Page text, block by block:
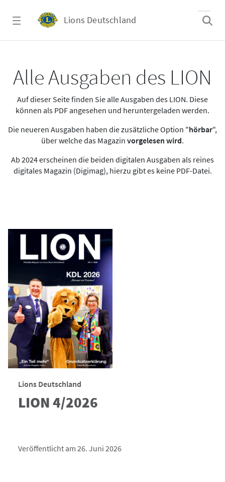
Lions Deutschland
Alle Ausgaben des LION
Auf dieser Seite finden Sie alle Ausgaben des LION. Diese
können als PDF angesehen und heruntergeladen werden.
Die neueren Ausgaben haben die zusätzliche Option "hörbar",
über welche das Magazin vorgelesen wird.
Ab 2024 erscheinen die beiden digitalen Ausgaben als reines
digitales Magazin (Digimag), hierzu gibt es keine PDF-Datei.
Lions Deutschland
LION 4/2026
Veröffentlicht am 26. Juni 2026